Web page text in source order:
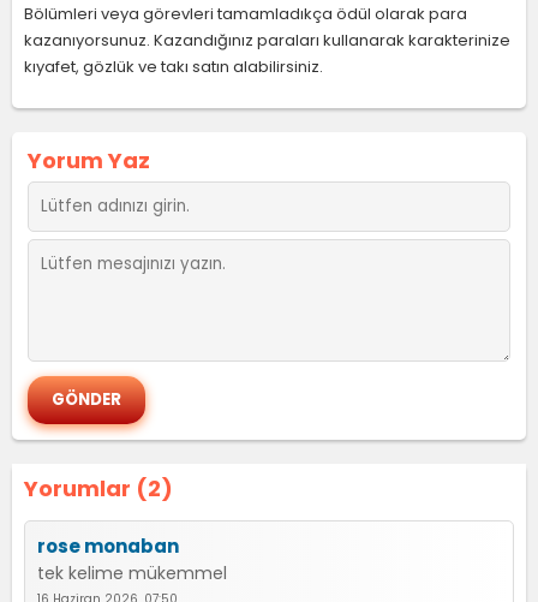
Bölümleri veya görevleri tamamladıkça ödül olarak para
kazanıyorsunuz. Kazandığınız paraları kullanarak karakterinize
kıyafet, gözlük ve takı satın alabilirsiniz.
Yorumlar (2)
rose monaban
tek kelime mükemmel
Yorum Yaz